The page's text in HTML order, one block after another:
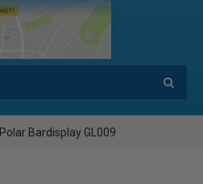
Polar Bardisplay GL009